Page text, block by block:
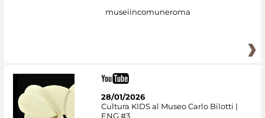
museiincomuneroma
28/01/2026
Cultura KIDS al Museo Carlo Bilotti |
ENG #3